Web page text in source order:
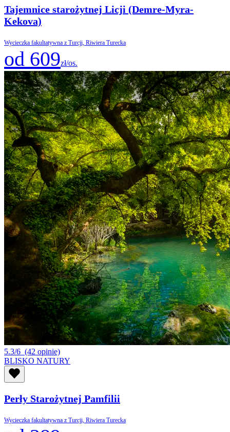
Tajemnice starożytnej Licji (Demre-Myra-
Kekova)
Wycieczka fakultatywna z Turcji, Riwiera Turecka
od 609zł/os.
5.3/6 (42 opinie)
BLISKO NATURY
Perły Starożytnej Pamfilii
Wycieczka fakultatywna z Turcji, Riwiera Turecka